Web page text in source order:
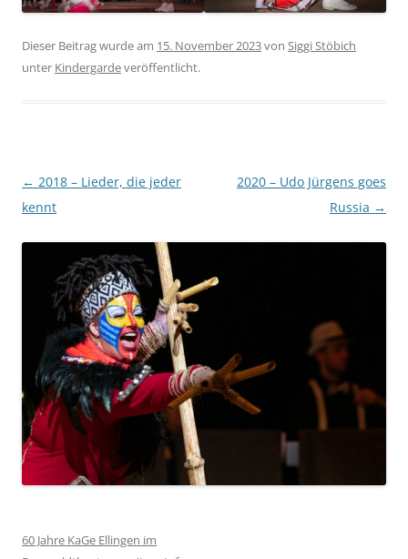
Dieser Beitrag wurde am 15. November 2023von Siggi Stöbich
unter Kindergardeveröffentlicht.
Beitragsnavigation
← 2018 – Lieder, die jeder
kennt
2020 – Udo Jürgens goes
Russia →
60 Jahre KaGe Ellingen im